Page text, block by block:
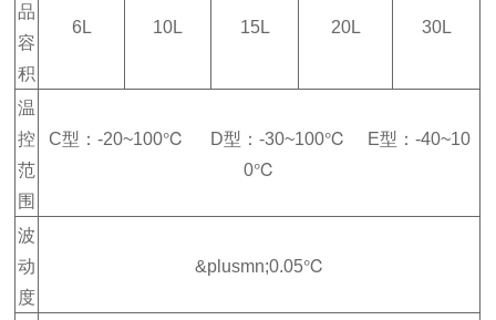
品
容
积
6L 10L 15L 20L 30L
温
控
范
围
C型：-20~100℃ D型：-30~100℃ E型：-40~10
0℃
波
动
度
&plusmn;0.05℃